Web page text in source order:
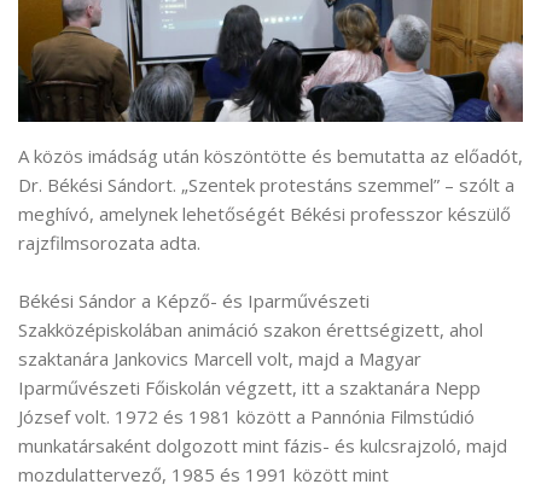
A közös imádság után köszöntötte és bemutatta az előadót,
Dr. Békési Sándort. „Szentek protestáns szemmel” – szólt a
meghívó, amelynek lehetőségét Békési professzor készülő
rajzfilmsorozata adta.
Békési Sándor a Képző- és Iparművészeti
Szakközépiskolában animáció szakon érettségizett, ahol
szaktanára Jankovics Marcell volt, majd a Magyar
Iparművészeti Főiskolán végzett, itt a szaktanára Nepp
József volt. 1972 és 1981 között a Pannónia Filmstúdió
munkatársaként dolgozott mint fázis- és kulcsrajzoló, majd
mozdulattervező, 1985 és 1991 között mint